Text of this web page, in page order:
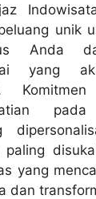
unik
Anda
yang
paling
yang
dan